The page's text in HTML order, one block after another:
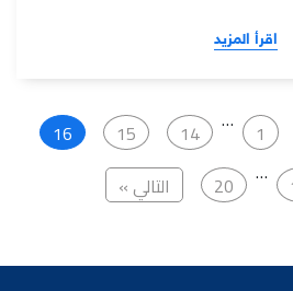
اقرأ المزيد
1
…
14
15
16
…
20 التالي »